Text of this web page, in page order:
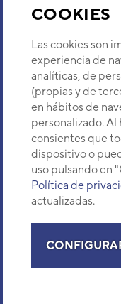
COOKIES
Las cookies son
experiencia de
analíticas, de
(propias y de
en hábitos de
personalizado.
consientes que
dispositivo o
uso pulsando en
Política de
actualizadas.
Descubre Eurofred
Dónde Estamos
¿Buscas un servicio
Selecciona provincia